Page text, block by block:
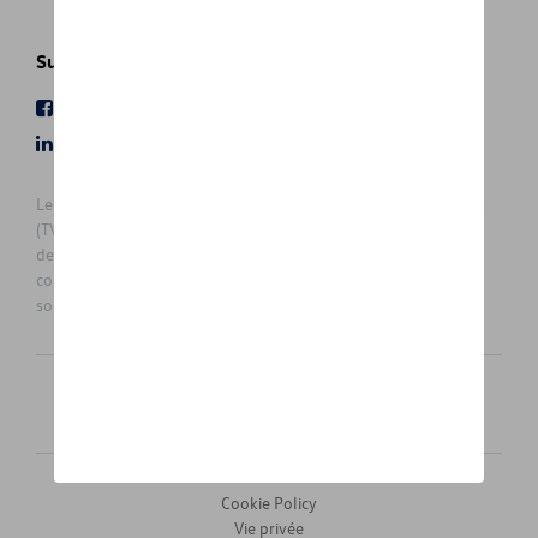
Suivez nous
Les prix affichés sur le présent site sont des prix recommandés
(TVAc), hors éventuels frais de montage. Pour connaitre le prix
de vente actuel et les éventuels frais de montage, veuillez
contacter votre concessionnaire/agent. Les prix recommandés
sont sujets à des changements sans préavis.
Cookie Policy
Vie privée